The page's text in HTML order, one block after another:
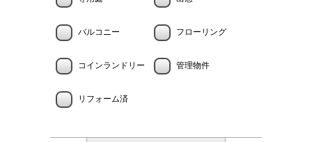
バルコニー フローリング
コインランドリー 管理物件
リフォーム済